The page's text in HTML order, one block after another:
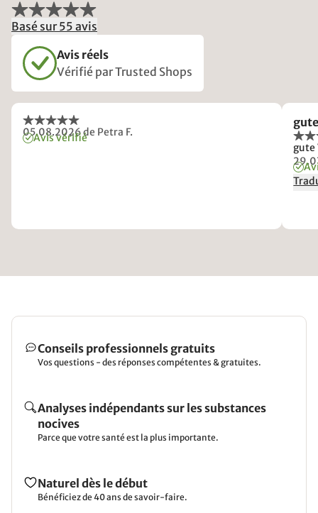
Basé sur 55 avis
Avis réels
Vérifié par Trusted Shops
05.08.2026de Petra F.
Avis vérifié
Conseils professionnels gratuits
Vos questions - des réponses compétentes & gratuites.
Analyses indépendants sur les substances
nocives
Parce que votre santé est la plus importante.
Naturel dès le début
Bénéficiez de 40 ans de savoir-faire.